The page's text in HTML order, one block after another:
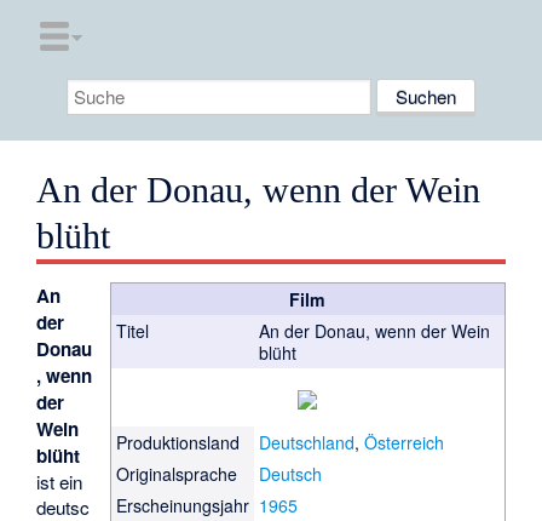
An der Donau, wenn der Wein
blüht
Film
Titel
An der Donau, wenn der Wein
blüht
Produktionsland Deutschland, Österreich
Originalsprache
Deutsch
Erscheinungsjahr 1965
An
der
Donau
, wenn
der
Wein
blüht
ist ein
deutsc